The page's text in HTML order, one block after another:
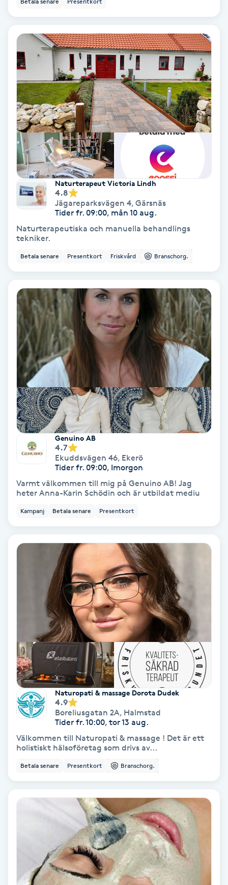
Babylights
Balayage
Bambumassage
Barber
Barnklippning
BIAB
Brynfärgning
Brynplockning
Bröllopsuppsättning
Celluliter
Coachning
Color correction
Cryoterapi
Diamantslipning
Enzympeeling
Extensions
Extensions borttagning
Eyeliner-tatuering
Faceliftmassage
Fettreducering
Fibromassage
Naturterapeut Victoria Lindh
4.8
Jägareparksvägen 4, Gärsnäs
Tider fr. 09:00, mån 10 aug.
Naturterapeutiska och manuella behandlings
tekniker.
Betala senare Presentkort Friskvård Branschorg.
Genuino AB
4.7
Ekuddsvägen 46, Ekerö
Tider fr. 09:00, Imorgon
Varmt välkommen till mig på Genuino AB! Jag
heter Anna-Karin Schödin och är utbildat mediu
Kampanj Betala senare Presentkort
Naturopati & massage Dorota Dudek
4.9
Boreliusgatan 2A, Halmstad
Tider fr. 10:00, tor 13 aug.
Välkommen till Naturopati & massage ! Det är ett
holistiskt hälsoföretag som drivs av...
Betala senare Presentkort Branschorg.